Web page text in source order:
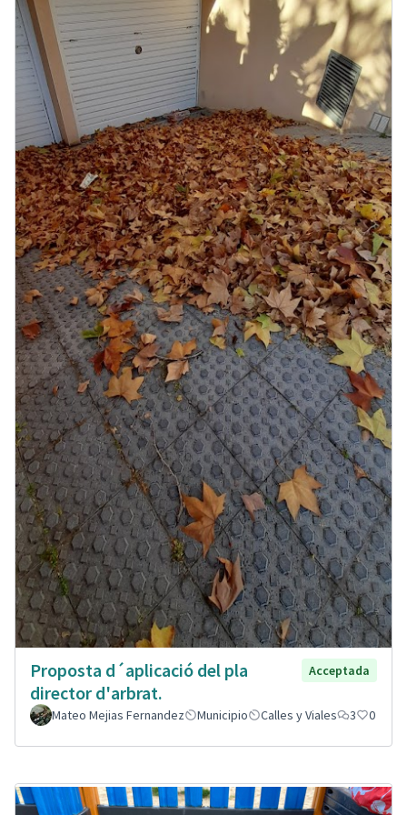
Proposta d´aplicació del pla
director d'arbrat.
Acceptada
Mateo Mejias Fernandez Municipio Calles y Viales 3 0